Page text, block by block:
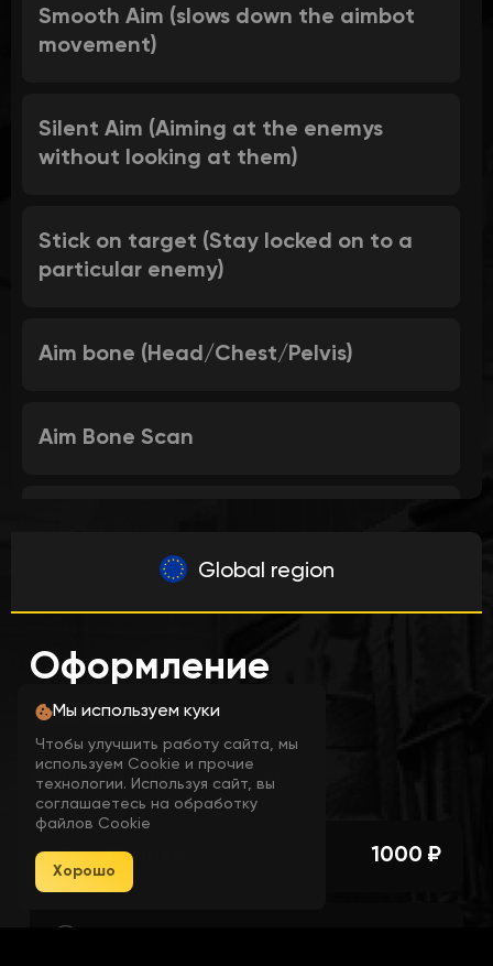
Smooth Aim (slows down the aimbot
movement)
Silent Aim (Aiming at the enemys
without looking at them)
Stick on target (Stay locked on to a
particular enemy)
Aim bone (Head/Chest/Pelvis)
Aim Bone Scan
aim the enemys)
will prefer the enemys on the list)
Don't aim at Friendlist (The Aimbot will
ignore the people on the friendlist)
Aim Style (Distance / Crosshair)
Global region
Оформление
заказа
Выберите тарифный план
30 дней 1000 ₽
Мы используем куки
Чтобы улучшить работу сайта, мы
используем Cookie и прочие
технологии. Используя сайт, вы
соглашаетесь на обработку
файлов Cookie
Хорошо